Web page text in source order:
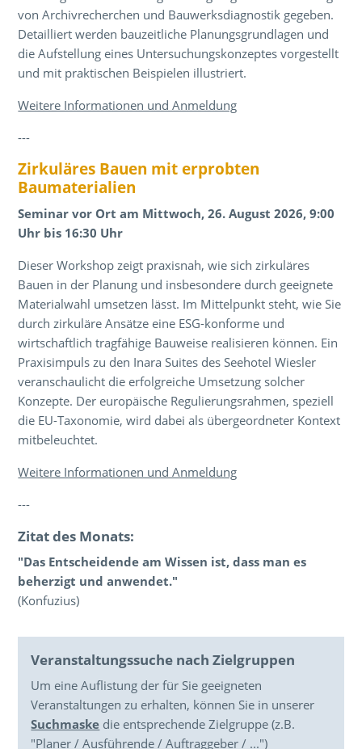
von Archivrecherchen und Bauwerksdiagnostik gegeben.
Detailliert werden bauzeitliche Planungsgrundlagen und
die Aufstellung eines Untersuchungskonzeptes vorgestellt
und mit praktischen Beispielen illustriert.
Weitere Informationen und Anmeldung
---
Zirkuläres Bauen mit erprobten
Baumaterialien
Seminar vor Ort am Mittwoch, 26. August 2026, 9:00
Uhr bis 16:30 Uhr
Dieser Workshop zeigt praxisnah, wie sich zirkuläres
Bauen in der Planung und insbesondere durch geeignete
Materialwahl umsetzen lässt. Im Mittelpunkt steht, wie Sie
durch zirkuläre Ansätze eine ESG-konforme und
wirtschaftlich tragfähige Bauweise realisieren können. Ein
Praxisimpuls zu den Inara Suites des Seehotel Wiesler
veranschaulicht die erfolgreiche Umsetzung solcher
Konzepte. Der europäische Regulierungsrahmen, speziell
die EU-Taxonomie, wird dabei als übergeordneter Kontext
mitbeleuchtet.
Weitere Informationen und Anmeldung
---
Zitat des Monats:
"Das Entscheidende am Wissen ist, dass man es
beherzigt und anwendet."
(Konfuzius)
Veranstaltungssuche nach Zielgruppen
Um eine Auflistung der für Sie geeigneten
Veranstaltungen zu erhalten, können Sie in unserer
Suchmaske die entsprechende Zielgruppe (z.B.
"Planer / Ausführende / Auftraggeber / ...")